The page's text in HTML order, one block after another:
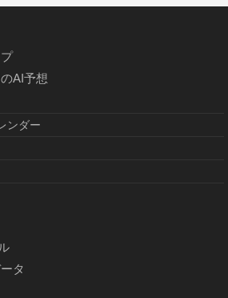
AI予想
ンダー
タ